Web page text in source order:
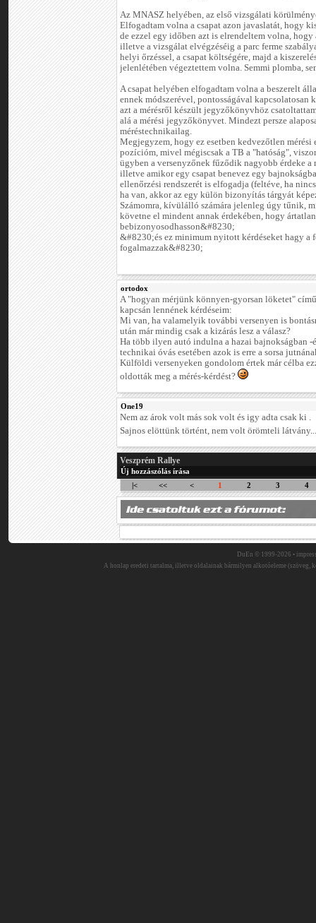
Az MNASZ helyében, az első vizsgálati
Elfogadtam volna a csapat azon javaslatát, hogy
de ezzel egy időben azt is elrendeltem volna, hogy
illetve a vizsgálat elvégzéséig a parc ferme
helyi őrzéssel, a csapat költségére, majd a
jelenlétében végeztettem volna. Semmi plomba,
A csapat helyében elfogadtam volna a beszerelt
ennek módszerével, pontosságával kapcsolatosan
azt a mérésről készült jegyzőkönyvhöz
alá a mérési jegyzőkönyvet. Mindezt persze
méréstechnikailag.
Megjegyzem, hogy ez esetben kedvezőtlen mérési
pozícióm, mivel mégiscsak a TB a "hatóság",
ügyben a versenyzőnek fűződik nagyobb érdeke a
illetve amikor egy csapat benevez egy
ellenőrzési rendszerét is elfogadja (feltéve, ha
ha van, akkor az egy külön bizonyítás tárgyát
Számomra, kívülálló számára jelenleg úgy tűnik,
követne el mindent annak érdekében, hogy
bebizonyosodhasson&#8230;
&#8230;és ez minimum nyitott kérdéseket hagy a
fogalmazzak&#8230;
ortodox
A "hogyan mérjünk könnyen-gyorsan löketet"
kapcsán lennének kérdéseim:
Mi van, ha valamelyik további versenyen is
után már mindig csak a kizárás lesz a válasz?
Ha több ilyen autó indulna a hazai bajnokságban -
technikai óvás esetében azok is erre a sorsa
Külföldi versenyeken gondolom értek már célba
oldották meg a mérés-kérdést?
One19
Nem az árok volt más sok volt és igy adta csak ki .
Sajnos elöttünk történt, nem volt örömteli
Veszprém Rallye
Új hozzászólás írása
|<
<< < 1 2 3 4
DuEn © 1999-2026 •
A honlap eredeti tartalma, illetve oldalainak bármilyen alkotóeleme (szöveg,